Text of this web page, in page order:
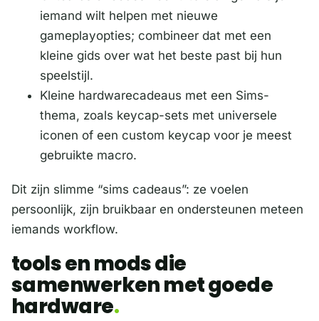
iemand wilt helpen met nieuwe
gameplayopties; combineer dat met een
kleine gids over wat het beste past bij hun
speelstijl.
Kleine hardwarecadeaus met een Sims-
thema, zoals keycap-sets met universele
iconen of een custom keycap voor je meest
gebruikte macro.
Dit zijn slimme “sims cadeaus”: ze voelen
persoonlijk, zijn bruikbaar en ondersteunen meteen
iemands workflow.
tools en mods die
samenwerken met goede
hardware